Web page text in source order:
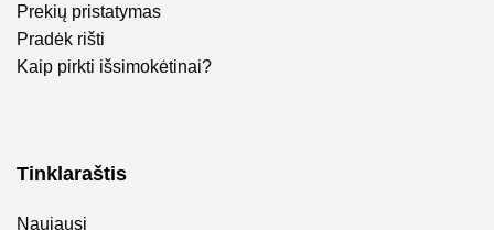
Prekių pristatymas
Pradėk rišti
Kaip pirkti išsimokėtinai?
Tinklaraštis
Naujausi